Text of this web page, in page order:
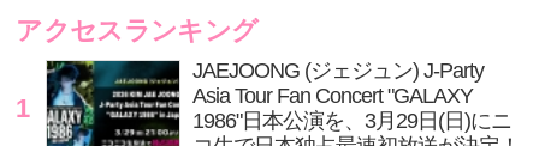
アクセスランキング
1
JAEJOONG (ジェジュン) J-Party
Asia Tour Fan Concert "GALAXY
1986"日本公演を、3月29日(日)にニ